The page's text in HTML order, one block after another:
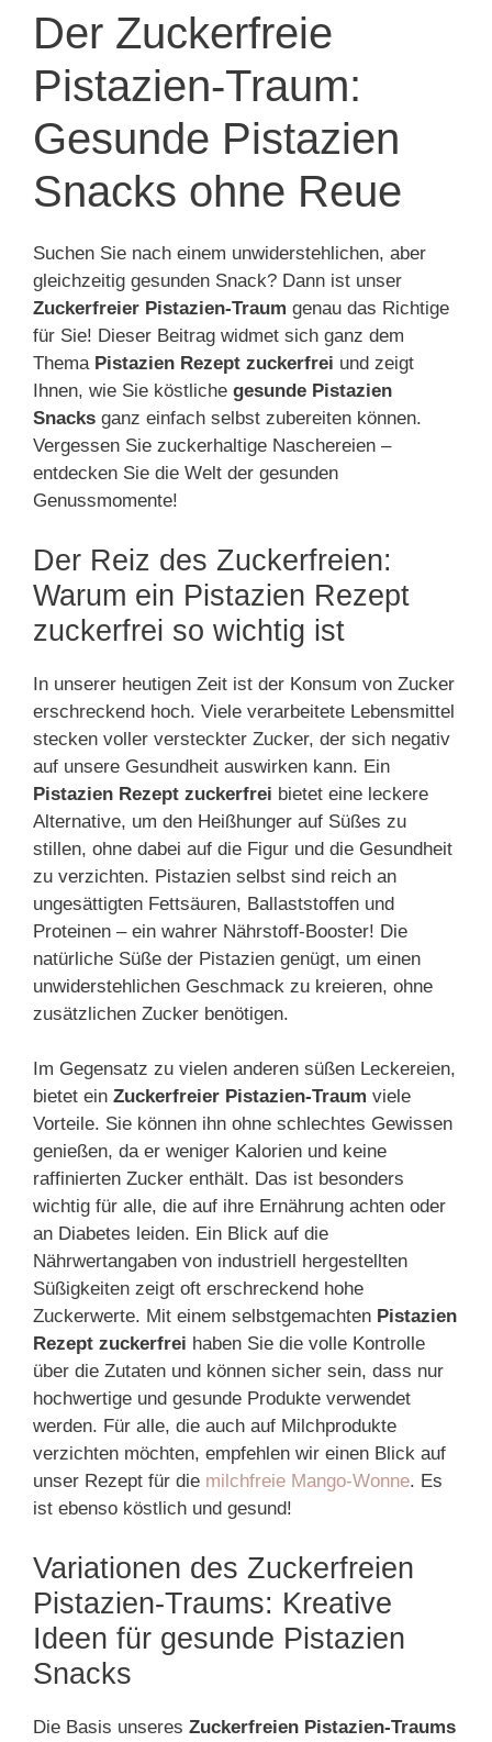
Der Zuckerfreie
Pistazien-Traum:
Gesunde Pistazien
Snacks ohne Reue
Suchen Sie nach einem unwiderstehlichen, aber
gleichzeitig gesunden Snack? Dann ist unser
Zuckerfreier Pistazien-Traum genau das Richtige
für Sie! Dieser Beitrag widmet sich ganz dem
Thema Pistazien Rezept zuckerfrei und zeigt
Ihnen, wie Sie köstliche gesunde Pistazien
Snacks ganz einfach selbst zubereiten können.
Vergessen Sie zuckerhaltige Naschereien –
entdecken Sie die Welt der gesunden
Genussmomente!
Der Reiz des Zuckerfreien:
Warum ein Pistazien Rezept
zuckerfrei so wichtig ist
In unserer heutigen Zeit ist der Konsum von Zucker
erschreckend hoch. Viele verarbeitete Lebensmittel
stecken voller versteckter Zucker, der sich negativ
auf unsere Gesundheit auswirken kann. Ein
Pistazien Rezept zuckerfrei bietet eine leckere
Alternative, um den Heißhunger auf Süßes zu
stillen, ohne dabei auf die Figur und die Gesundheit
zu verzichten. Pistazien selbst sind reich an
ungesättigten Fettsäuren, Ballaststoffen und
Proteinen – ein wahrer Nährstoff-Booster! Die
natürliche Süße der Pistazien genügt, um einen
unwiderstehlichen Geschmack zu kreieren, ohne
zusätzlichen Zucker benötigen.
Im Gegensatz zu vielen anderen süßen Leckereien,
bietet ein Zuckerfreier Pistazien-Traum viele
Vorteile. Sie können ihn ohne schlechtes Gewissen
genießen, da er weniger Kalorien und keine
raffinierten Zucker enthält. Das ist besonders
wichtig für alle, die auf ihre Ernährung achten oder
an Diabetes leiden. Ein Blick auf die
Nährwertangaben von industriell hergestellten
Süßigkeiten zeigt oft erschreckend hohe
Zuckerwerte. Mit einem selbstgemachten Pistazien
Rezept zuckerfrei haben Sie die volle Kontrolle
über die Zutaten und können sicher sein, dass nur
hochwertige und gesunde Produkte verwendet
werden. Für alle, die auch auf Milchprodukte
verzichten möchten, empfehlen wir einen Blick auf
unser Rezept für die milchfreie Mango-Wonne. Es
ist ebenso köstlich und gesund!
Variationen des Zuckerfreien
Pistazien-Traums: Kreative
Ideen für gesunde Pistazien
Snacks
Die Basis unseres Zuckerfreien Pistazien-Traums